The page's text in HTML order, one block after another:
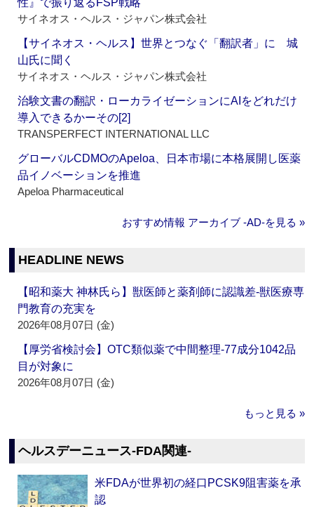
性』で振り返るFSP戦略
サイネオス・ヘルス・ジャパン株式会社
【サイネオス・ヘルス】世界とつなぐ「翻訳者」に 城
山氏に聞く
サイネオス・ヘルス・ジャパン株式会社
治験文書の翻訳・ローカライゼーションにAIをどれだけ
導入できるかーその[2]
TRANSPERFECT INTERNATIONAL LLC
グローバルCDMOのApeloa、日本市場に本格展開し医薬
品イノベーションを推進
Apeloa Pharmaceutical
おすすめ情報 アーカイブ ‐AD‐を見る »
HEADLINE NEWS
【昭和薬大 神林氏ら】獣医師と薬剤師に認識差‐獣医療専
門教育の充実を
2026年08月07日 (金)
【厚労省検討会】OTC類似薬で中間整理‐77成分1042品
目が対象に
2026年08月07日 (金)
もっと見る »
ヘルスデーニュース‐FDA関連‐
米FDAが世界初の経口PCSK9阻害薬を承
認